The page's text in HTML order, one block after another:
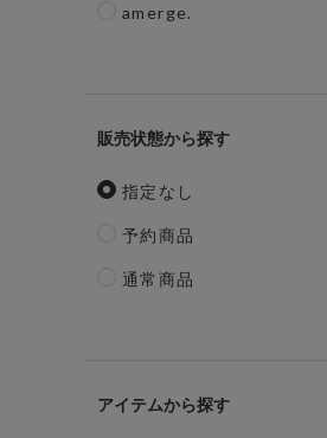
amerge.
販売状態
指定なし
予約商品
通常商品
アイテム